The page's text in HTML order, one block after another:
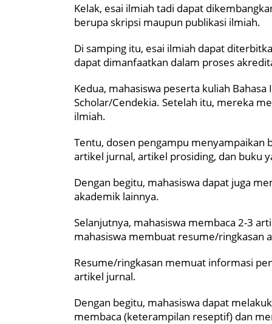
Kelak, esai ilmiah tadi dapat
berupa skripsi maupun publikasi ilmiah.
Di samping itu, esai ilmiah dapat
dapat dimanfaatkan dalam proses
Kedua, mahasiswa peserta kuliah
Scholar/Cendekia. Setelah itu, mereka
ilmiah.
Tentu, dosen pengampu menyampaikan
artikel jurnal, artikel prosiding, dan buku
Dengan begitu, mahasiswa dapat juga
akademik lainnya.
Selanjutnya, mahasiswa membaca 2-3
mahasiswa membuat resume/ringkasan
Resume/ringkasan memuat informasi
artikel jurnal.
Dengan begitu, mahasiswa dapat
membaca (keterampilan reseptif) dan